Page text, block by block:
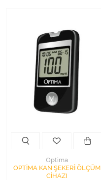
Sarf Malzemeleri
Tıbbi Tekstil Ürünleri
Varis Çorapları
Tüm Kategorileri Gör
Optima
OPTİMA KAN ŞEKERİ ÖLÇÜM
CİHAZI